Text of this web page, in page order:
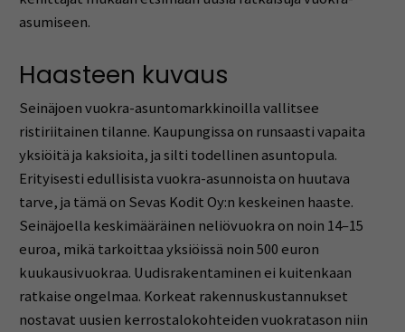
asumiseen.
Haasteen kuvaus
Seinäjoen vuokra-asuntomarkkinoilla vallitsee
ristiriitainen tilanne. Kaupungissa on runsaasti vapaita
yksiöitä ja kaksioita, ja silti todellinen asuntopula.
Erityisesti edullisista vuokra-asunnoista on huutava
tarve, ja tämä on Sevas Kodit Oy:n keskeinen haaste.
Seinäjoella keskimääräinen neliövuokra on noin 14–15
euroa, mikä tarkoittaa yksiöissä noin 500 euron
kuukausivuokraa. Uudisrakentaminen ei kuitenkaan
ratkaise ongelmaa. Korkeat rakennuskustannukset
nostavat uusien kerrostalokohteiden vuokratason niin